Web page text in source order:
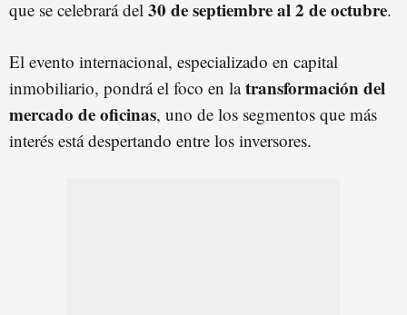
que se celebrará del 30 de septiembre al 2 de octubre.
El evento internacional, especializado en capital
inmobiliario, pondrá el foco en latransformación del
mercado de oficinas, uno de los segmentos que más
interés está despertando entre los inversores.